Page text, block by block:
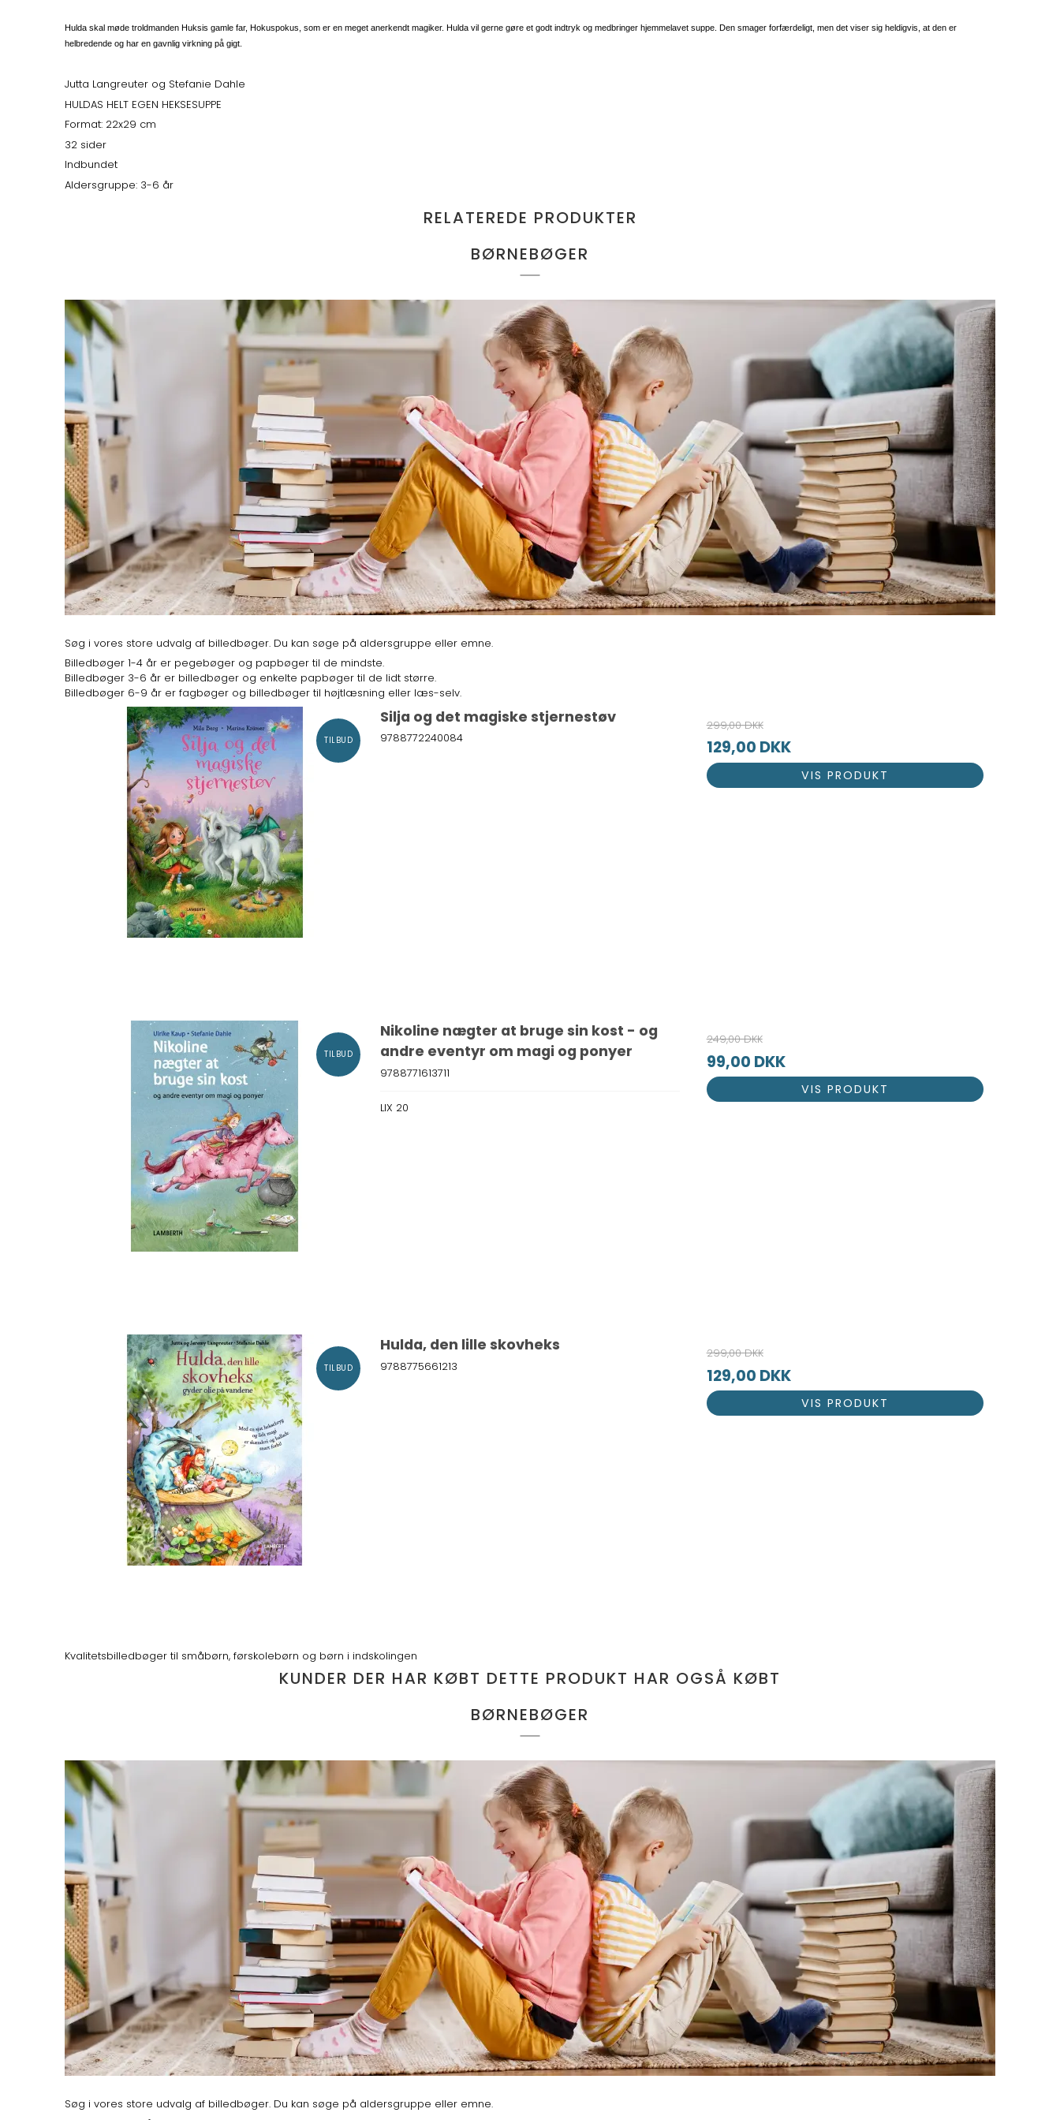
Hulda skal møde troldmanden Huksis gamle far, Hokuspokus, som er en meget anerkendt magiker. Hulda vil gerne gøre et godt indtryk og medbringer hjemmelavet suppe. Den smager forfærdeligt, men det viser sig heldigvis, at den er
helbredende og har en gavnlig virkning på gigt.
Jutta Langreuter og Stefanie Dahle
HULDAS HELT EGEN HEKSESUPPE
Format: 22x29 cm
32 sider
Indbundet
Aldersgruppe: 3-6 år
RELATEREDE PRODUKTER
BØRNEBØGER
Søg i vores store udvalg af billedbøger. Du kan søge på aldersgruppe eller emne.
Billedbøger 1-4 år er pegebøger og papbøger til de mindste.
Billedbøger 3-6 år er billedbøger og enkelte papbøger til de lidt større.
Billedbøger 6-9 år er fagbøger og billedbøger til højtlæsning eller læs-selv.
TILBUD
Silja og det magiske stjernestøv
9788772240084
299,00 DKK
129,00 DKK
VIS PRODUKT
TILBUD
Nikoline nægter at bruge sin kost - og
andre eventyr om magi og ponyer
9788771613711
LIX 20
249,00 DKK
99,00 DKK
VIS PRODUKT
TILBUD
Hulda, den lille skovheks
9788775661213
299,00 DKK
129,00 DKK
VIS PRODUKT
Kvalitetsbilledbøger til småbørn, førskolebørn og børn i indskolingen
KUNDER DER HAR KØBT DETTE PRODUKT HAR OGSÅ KØBT
BØRNEBØGER
Søg i vores store udvalg af billedbøger. Du kan søge på aldersgruppe eller emne.